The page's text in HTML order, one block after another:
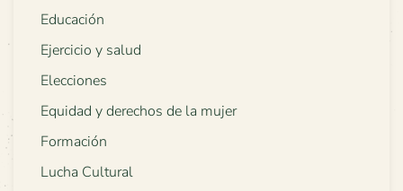
Educación
Ejercicio y salud
Elecciones
Equidad y derechos de la mujer
Formación
Lucha Cultural